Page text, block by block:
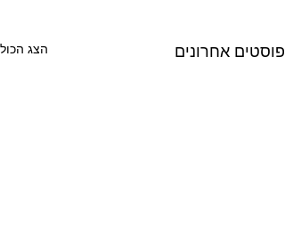
פוסטים אחרונים הצג הכול